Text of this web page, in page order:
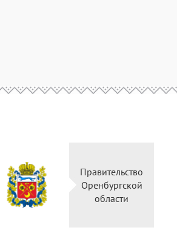
Правительство
Оренбургской
области